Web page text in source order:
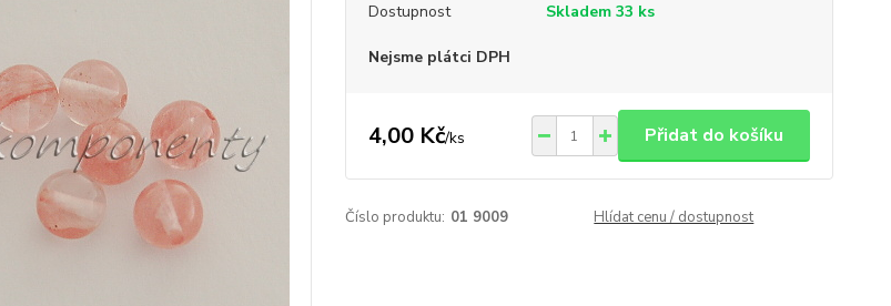
Dostupnost Skladem 33 ks
Nejsme plátci DPH
4,00 Kč/ks Přidat do košíku
Číslo produktu: 01 9009 Hlídat cenu / dostupnost